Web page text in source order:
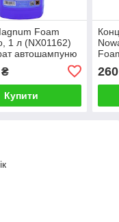
Foam
1 л (NX01162)
автошампуню
Купити